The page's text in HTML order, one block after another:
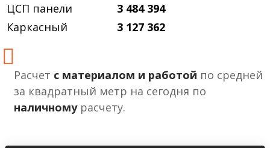
ЦСП панели
3 484 394
Каркасный
3 127 362
Расчет с материалом и работой по средней
за квадратный метр на сегодня по
наличномурасчету.